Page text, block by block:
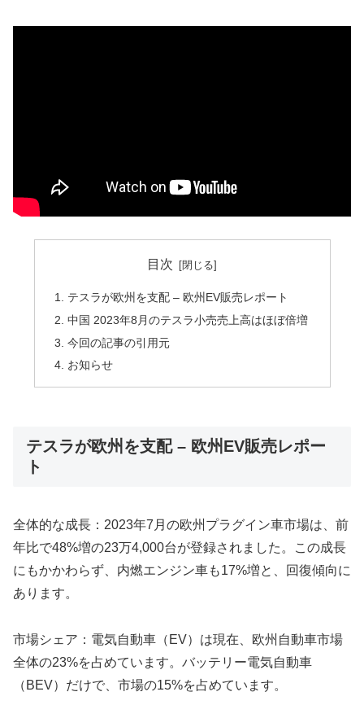
目次
テスラが欧州を支配 – 欧州EV販売レポート
中国 2023年8月のテスラ小売売上高はほぼ倍増
今回の記事の引用元
お知らせ
テスラが欧州を支配 – 欧州EV販売レポー
ト
全体的な成長：2023年7月の欧州プラグイン車市場は、前
年比で48%増の23万4,000台が登録されました。この成長
にもかかわらず、内燃エンジン車も17%増と、回復傾向に
あります。
市場シェア：電気自動車（EV）は現在、欧州自動車市場
全体の23%を占めています。バッテリー電気自動車
（BEV）だけで、市場の15%を占めています。